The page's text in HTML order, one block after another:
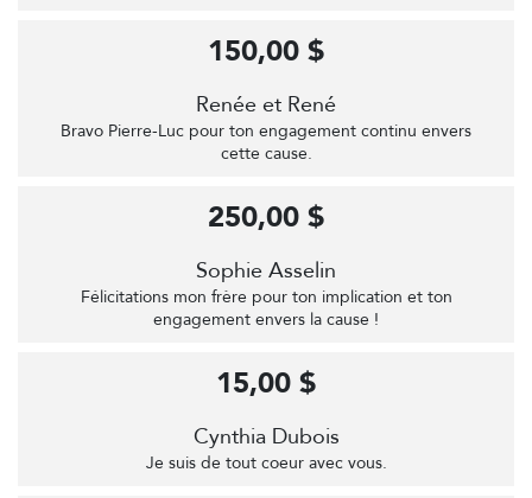
Renée et René
Bravo Pierre-Luc pour ton engagement continu envers
cette cause.
150,00 $
Sophie Asselin
Félicitations mon frère pour ton implication et ton
engagement envers la cause !
250,00 $
Cynthia Dubois
Je suis de tout coeur avec vous.
15,00 $